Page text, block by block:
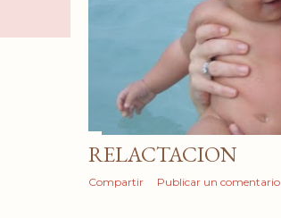
RELACTACION
Compartir Publicar un comentario